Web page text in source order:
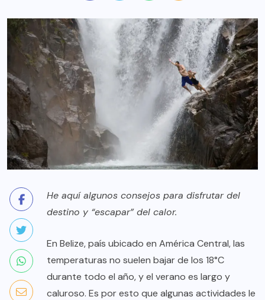
He aquí algunos consejos para disfrutar del
destino y “escapar” del calor.
En Belize, país ubicado en América Central, las
temperaturas no suelen bajar de los 18°C
durante todo el año, y el verano es largo y
caluroso. Es por esto que algunas actividades le